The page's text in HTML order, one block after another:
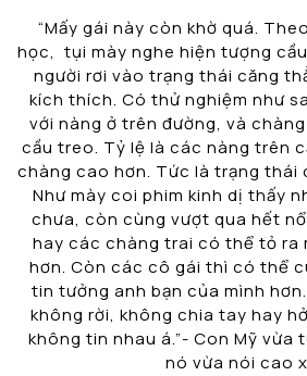
“Mấy gái này còn khờ quá.
học, tụi mày nghe hiện tượng
người rơi vào trạng thái căng
kích thích. Có thử nghiệm như
với nàng ở trên đường, và
cầu treo. Tỷ lệ là các nàng trên
chàng cao hơn. Tức là trạng thái
Như mày coi phim kinh dị thấy
chưa, còn cùng vượt qua hết
hay các chàng trai có thể tỏ ra
hơn. Còn các cô gái thì có thể
tin tưởng anh bạn của mình
không rời, không chia tay hay
không tin nhau á.”- Con Mỹ vừa
nó vừa nói cao